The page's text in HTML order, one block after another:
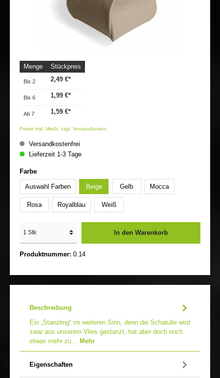
Menge Stückpreis
Bis 2 2,49 €*
Bis 6 1,99 €*
Ab 7 1,59 €*
Preise inkl. MwSt. zzgl. Versandkosten
Versandkostenfrei
Lieferzeit 1-3 Tage
Farbe
Auswahl Farben Beige Gelb Mocca
Rosa Royalblau Weiß
In den Warenkorb
Produktnummer: 0.14
Beschreibung
Ein „Stanzling“ im weiteren Sinn, denn die Schatulle wird
zwar aus unserem Vlies gestanzt, hat aber doch noch
etwas mehr zu… Mehr
Eigenschaften